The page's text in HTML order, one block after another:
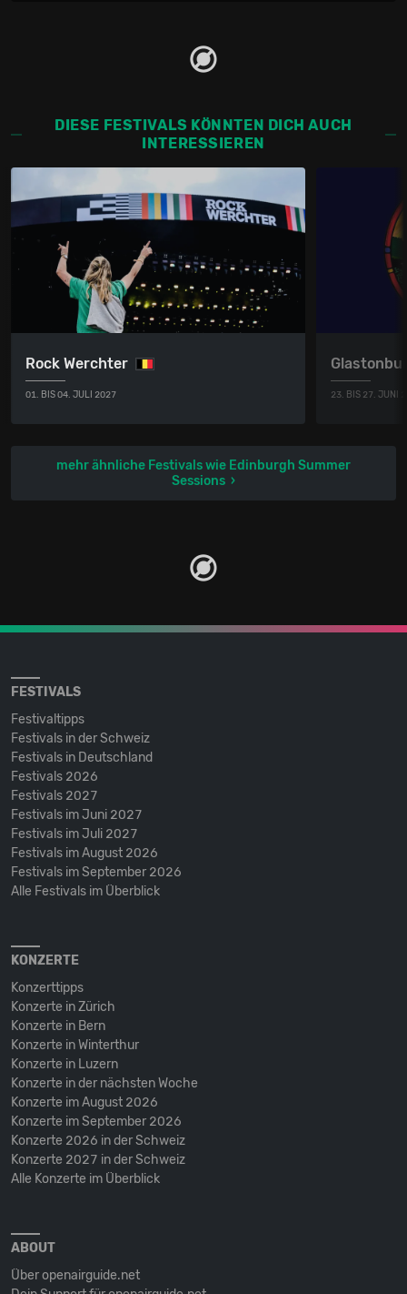
DIESE FESTIVALS KÖNNTEN DICH AUCH
INTERESSIEREN
Rock Werchter
01. BIS 04. JULI 2027 23. BIS 27. JUNI
mehr ähnliche Festivals wie Edinburgh Summer
Sessions
FESTIVALS
Festivaltipps
Festivals in der Schweiz
Festivals in Deutschland
Festivals 2026
Festivals 2027
Festivals im Juni 2027
Festivals im Juli 2027
Festivals im August 2026
Festivals im September 2026
Alle Festivals im Überblick
KONZERTE
Konzerttipps
Konzerte in Zürich
Konzerte in Bern
Konzerte in Winterthur
Konzerte in Luzern
Konzerte in der nächsten Woche
Konzerte im August 2026
Konzerte im September 2026
Konzerte 2026 in der Schweiz
Konzerte 2027 in der Schweiz
Alle Konzerte im Überblick
ABOUT
Über openairguide.net